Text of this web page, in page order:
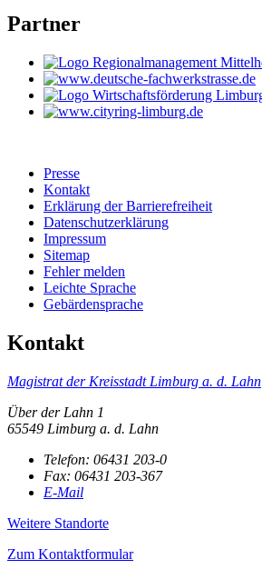
Partner
Presse
Kontakt
Erklärung der Barrierefreiheit
Datenschutzerklärung
Impressum
Sitemap
Fehler melden
Leichte Sprache
Gebärdensprache
Kontakt
Magistrat der Kreisstadt Limburg a. d. Lahn
Über der Lahn 1
65549 Limburg a. d. Lahn
Telefon: 06431 203-0
Fax: 06431 203-367
E-Mail
Weitere Standorte
Zum Kontaktformular